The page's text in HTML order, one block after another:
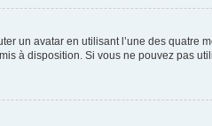
un avatar en utilisant l’une des quatre
à disposition. Si vous ne pouvez pas